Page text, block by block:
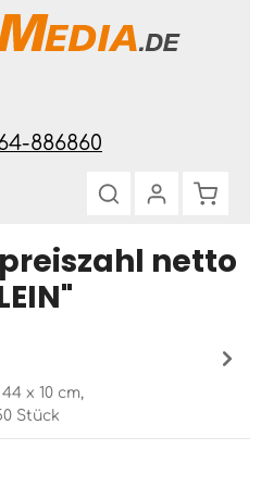
886860
netto
x 10 cm,
Stück